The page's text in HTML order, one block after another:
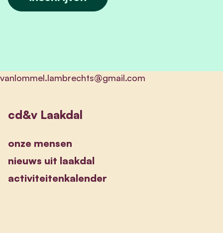
vanlommel.lambrechts@gmail.com
cd&v Laakdal
onze mensen
nieuws uit laakdal
activiteitenkalender